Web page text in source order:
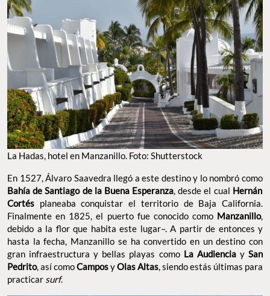
La Hadas, hotel en Manzanillo. Foto: Shutterstock
En 1527, Álvaro Saavedra llegó a este destino y lo nombró como
Bahía de Santiago de la Buena Esperanza, desde el cual Hernán
Cortés planeaba conquistar el territorio de Baja California.
Finalmente en 1825, el puerto fue conocido como Manzanillo,
debido a la flor que habita este lugar–. A partir de entonces y
hasta la fecha, Manzanillo se ha convertido en un destino con
gran infraestructura y bellas playas comoLa Audiencia ySan
Pedrito, así comoCamposyOlas Altas, siendo estás últimas para
practicar surf.